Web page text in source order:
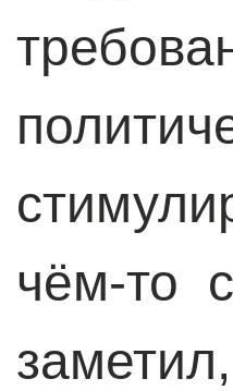
чём-то